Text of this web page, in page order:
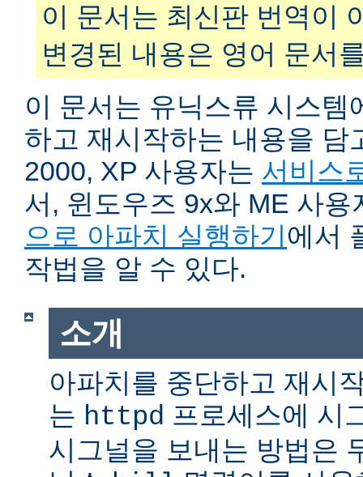
이 문서는 최신판 번역이
변경된 내용은 영어 문서
이 문서는 유닉스류 시스템
하고 재시작하는 내용을 담
2000, XP 사용자는 서비스
서, 윈도우즈 9x와 ME 사
으로 아파치 실행하기에서
작법을 알 수 있다.
소개
아파치를 중단하고 재시
는 httpd 프로세스에 시
시그널을 보내는 방법은